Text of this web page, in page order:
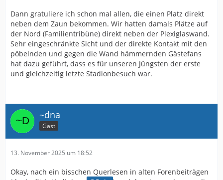
Dann gratuliere ich schon mal allen, die einen Platz direkt
neben dem Zaun bekommen. Wir hatten damals Plätze auf
der Nord (Familientribüne) direkt neben der Plexiglaswand.
Sehr eingeschränkte Sicht und der direkte Kontakt mit den
pöbelnden und gegen die Wand hämmernden Gästefans
hat dazu geführt, dass es für unseren Jüngsten der erste
und gleichzeitig letzte Stadionbesuch war.
~dna
Gast
13. November 2025 um 18:52
Okay, nach ein bisschen Querlesen in alten Forenbeiträgen